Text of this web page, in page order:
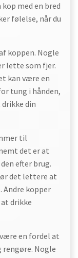
med en bred
følelse, når du
koppen. Nogle
lette som fjer.
kan være en
tung i hånden,
din
til
det er at
efter brug.
det lettere at
Andre kopper
drikke
en fordel at
rengøre. Nogle